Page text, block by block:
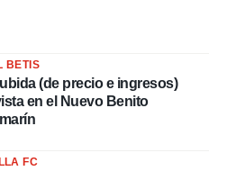
BETIS
(de precio e ingresos)
en el Nuevo Benito
FC